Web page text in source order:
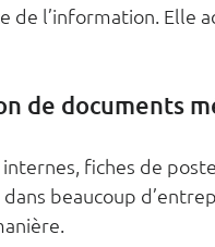
de l’information. Elle
de documents
fiches de
beaucoup